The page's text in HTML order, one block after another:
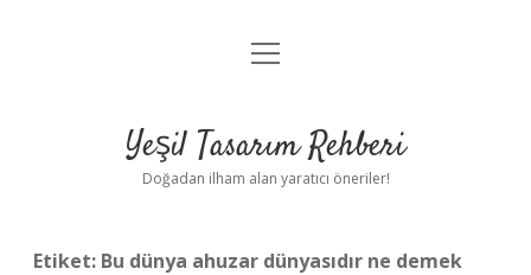
Anasayfa
Yasal Uyarı
menüyü
Yeşil Tasarım Rehberi
Doğadan ilham alan yaratıcı öneriler!
Etiket: Bu dünya ahuzar dünyasıdır ne demek